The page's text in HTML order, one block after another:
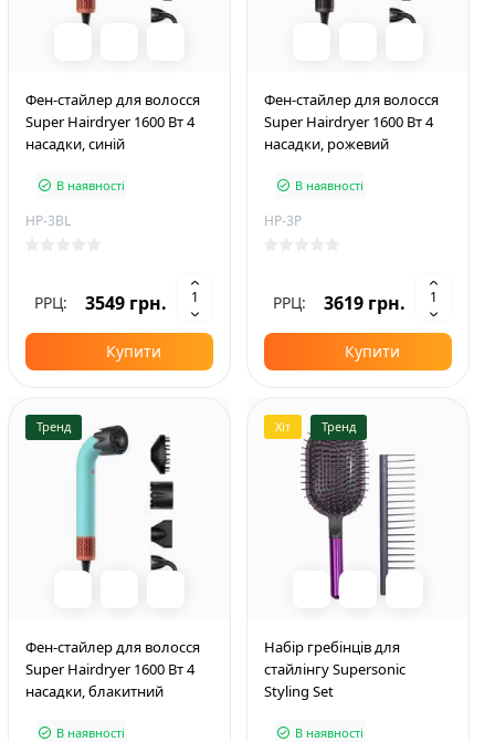
Фен-стайлер для волосся
Super Hairdryer 1600 Вт 4
насадки, синій
В наявності
HP-3BL
РРЦ: 3549 грн.
Купити
Фен-стайлер для волосся
Super Hairdryer 1600 Вт 4
насадки, рожевий
В наявності
HP-3P
РРЦ: 3619 грн.
Купити
Тренд
Фен-стайлер для волосся
Super Hairdryer 1600 Вт 4
насадки, блакитний
В наявності
Хіт Тренд
Набір гребінців для
стайлінгу Supersonic
Styling Set
В наявності